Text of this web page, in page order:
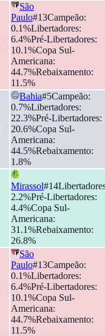
São
Paulo#13Campeão:
0.1%Libertadores:
6.4%Pré-Libertadores:
10.1%Copa Sul-
Americana:
44.7%Rebaixamento:
11.5%
Bahia#5Campeão:
0.7%Libertadores:
22.3%Pré-Libertadores:
20.6%Copa Sul-
Americana:
44.5%Rebaixamento:
1.8%
Mirassol#14
2.2%Pré-Libertadores:
4.4%Copa Sul-
Americana:
31.1%Rebaixamento:
26.8%
São
Paulo#13Campeão:
0.1%Libertadores:
6.4%Pré-Libertadores:
10.1%Copa Sul-
Americana:
44.7%Rebaixamento:
11.5%